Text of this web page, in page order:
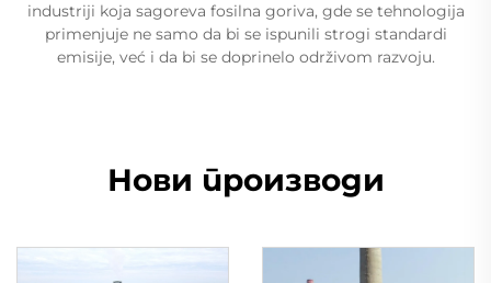
industriji koja sagoreva fosilna goriva, gde se tehnologija
primenjuje ne samo da bi se ispunili strogi standardi
emisije, već i da bi se doprinelo održivom razvoju.
Нови производи